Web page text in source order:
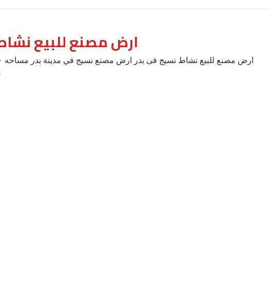
ارض مصنع للبيع